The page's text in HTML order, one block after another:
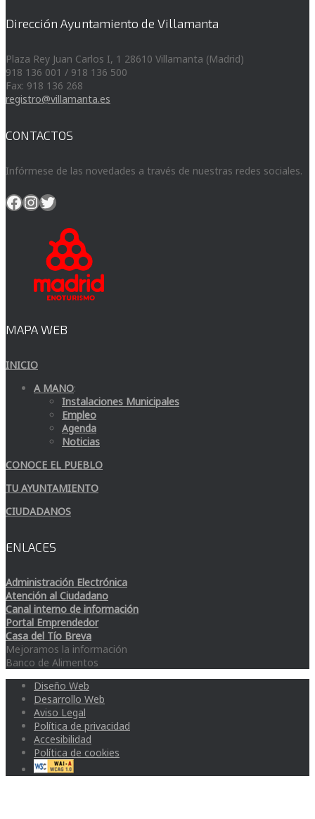
Dirección Ayuntamiento de Villamanta
Plaza Rey Juan Carlos I, 1 28610 Villamanta (Madrid)
918 136 001 / 918 136 500
Fax: 918 136 268
registro@villamanta.es
CONTACTOS
Infórmese de las novedades a través de nuestras redes sociales.
Facebook
Instagram
Twitter
MAPA WEB
INICIO
A MANO:
Instalaciones Municipales
Empleo
Agenda
Noticias
CONOCE EL PUEBLO
TU AYUNTAMIENTO
CIUDADANOS
ENLACES
Administración Electrónica
Atención al Ciudadano
Canal interno de información
Portal Emprendedor
Casa del Tío Breva
Mejoramos la información
Banco de Alimentos
Diseño Web
Desarrollo Web
Aviso Legal
Política de privacidad
Accesibilidad
Política de cookies